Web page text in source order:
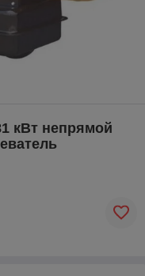
кВт непрямой